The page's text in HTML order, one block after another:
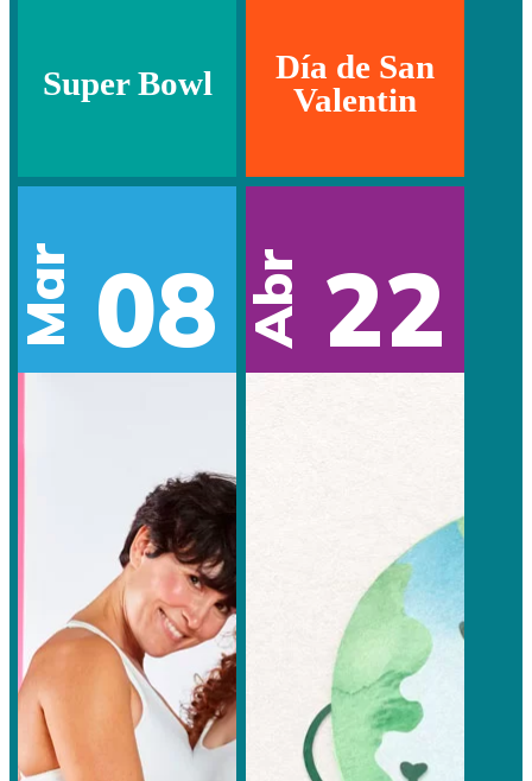
Super Bowl
Día de San
Valentin
Mar 08 Abr 22